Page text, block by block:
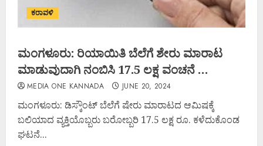
ಕರಾವಳಿ
ಮಂಗಳೂರು: ರಿಯಾಯಿತಿ ಬೆಲೆಗೆ ಶೇರು ಮಾರಾಟ
ಮಾಡುವುದಾಗಿ ನಂಬಿಸಿ 17.5 ಲಕ್ಷ ವಂಚನೆ …
MEDIA ONE KANNADA JUNE 20, 2024
ಮಂಗಳೂರು: ಡಿಸ್ಕೌಂಟ್ ಬೆಲೆಗೆ ಷೇರು ಮಾರಾಟದ ಆಮಿಷಕ್ಕೆ
ಬಲಿಯಾದ ವ್ಯಕ್ತಿಯೊಬ್ಬರು ಬರೋಬ್ಬರಿ 17.5 ಲಕ್ಷ ರೂ. ಕಳೆದುಕೊಂಡ
ಘಟನೆ...